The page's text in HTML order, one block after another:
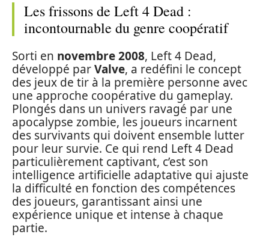
Les frissons de Left 4 Dead :
incontournable du genre coopératif
Sorti en novembre 2008, Left 4 Dead,
développé parValve, a redéfini le concept
des jeux de tir à la première personne avec
une approche coopérative du gameplay.
Plongés dans un univers ravagé par une
apocalypse zombie, les joueurs incarnent
des survivants qui doivent ensemble lutter
pour leur survie. Ce qui rend Left 4 Dead
particulièrement captivant, c’est son
intelligence artificielle adaptative qui ajuste
la difficulté en fonction des compétences
des joueurs, garantissant ainsi une
expérience unique et intense à chaque
partie.